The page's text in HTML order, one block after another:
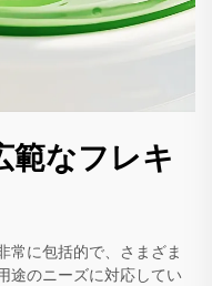
範なフレキ
常に包括的で、さまざま
途のニーズに対応してい